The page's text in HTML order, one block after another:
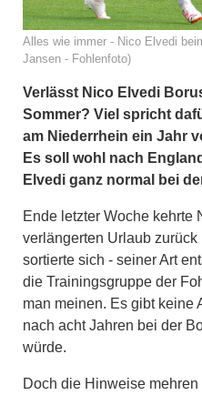
Alles wie immer - Nico Elvedi
Jansen - Fohlenfoto)
Verlässt Nico Elvedi
Sommer? Viel spricht
am Niederrhein ein Jahr
Es soll wohl nach
Elvedi ganz normal bei
Ende letzter Woche kehrte
verlängerten Urlaub
sortierte sich - seiner Art
die Trainingsgruppe der
man meinen. Es gibt keine
nach acht Jahren bei der
würde.
Doch die Hinweise